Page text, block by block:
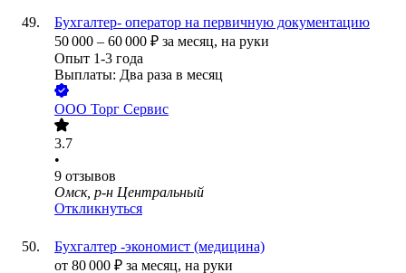
Бухгалтер- оператор на первичную документацию
50 000 – 60 000 ₽ за месяц, на руки
Опыт 1-3 года
Выплаты: Два раза в месяц
ООО Торг Сервис
3.7
•
9 отзывов
Омск, р-н Центральный
Откликнуться
Бухгалтер -экономист (медицина)
от 80 000 ₽ за месяц, на руки